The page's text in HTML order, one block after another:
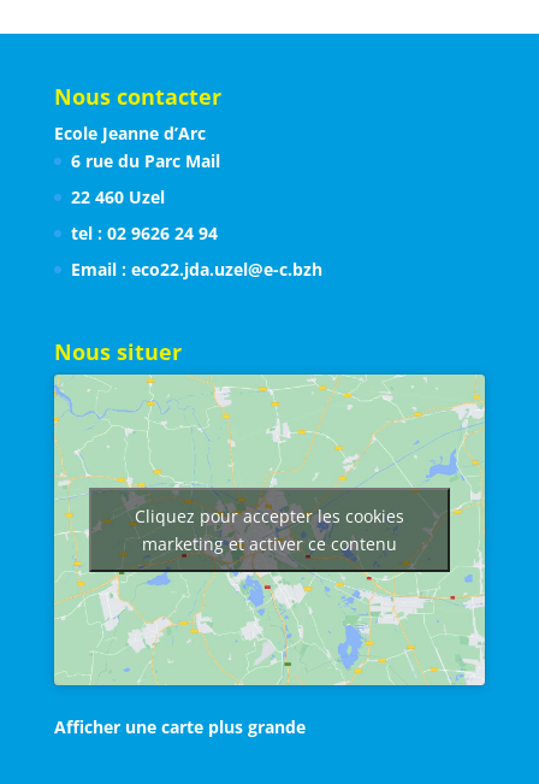
Nous contacter
Ecole Jeanne d’Arc
6 rue du Parc Mail
22 460 Uzel
tel : 02 9626 24 94
Email : eco22.jda.uzel@e-c.bzh
Nous situer
Cliquez pour accepter les cookies
marketing et activer ce contenu
Afficher une carte plus grande